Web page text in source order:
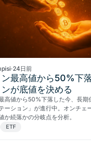
·24日前
ン最高値から50%下
が底値を決める
高値から50%下落した今、長期
ーション」が進行中。オンチェ
か続落かの分岐点を分析。
ETF